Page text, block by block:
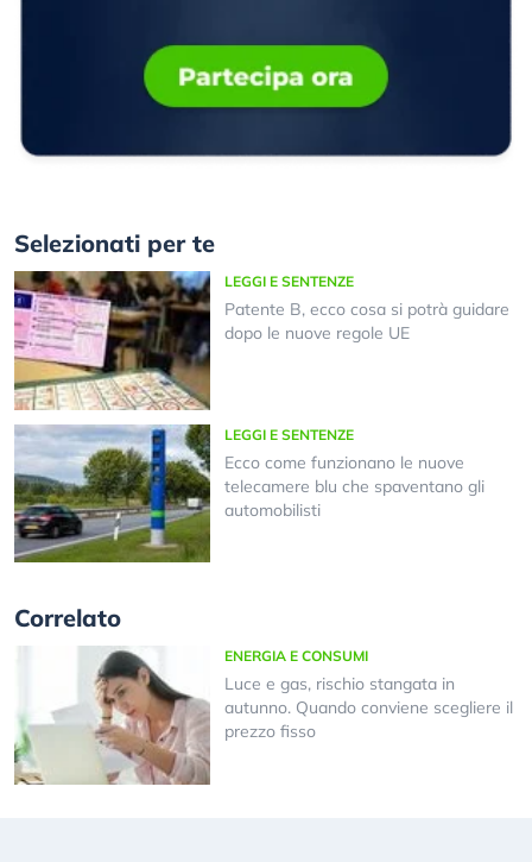
Selezionati per te
LEGGI E SENTENZE
Patente B, ecco cosa si potrà guidare
dopo le nuove regole UE
LEGGI E SENTENZE
Ecco come funzionano le nuove
telecamere blu che spaventano gli
automobilisti
Correlato
ENERGIA E CONSUMI
Luce e gas, rischio stangata in
autunno. Quando conviene scegliere il
prezzo fisso